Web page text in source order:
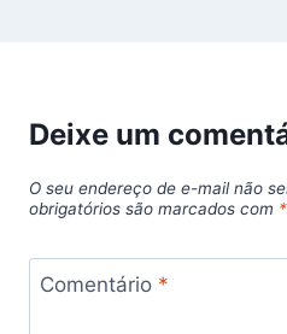
Deixe um
O seu endereço de e-mail não
obrigatórios são marcados com *
Comentário *